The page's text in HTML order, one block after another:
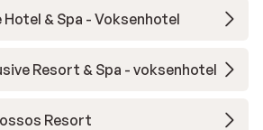
& Spa - Voksenhotel
Resort & Spa - voksenhotel
Resort